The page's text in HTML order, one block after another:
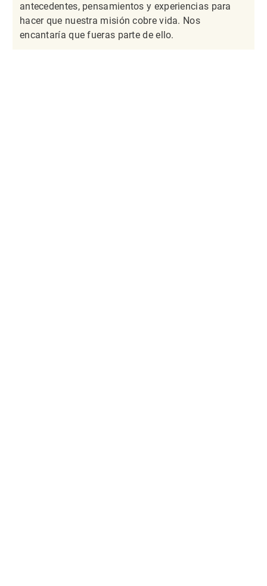
antecedentes, pensamientos y experiencias para
hacer que nuestra misión cobre vida. Nos
encantaría que fueras parte de ello.